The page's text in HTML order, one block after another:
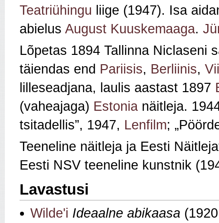
Teatriühingu liige (1947). Isa
abielus August Kuuskemaaga.
Lõpetas 1894 Tallinna Niclaseni
täiendas end Pariisis, Berliinis,
lilleseadjana, laulis aastast 1897
(vaheajaga) Estonia näitleja.
tsitadellis”, 1947, Lenfilm;
Teeneline näitleja ja Eesti
Eesti NSV teeneline kunstnik
Lavastusi
Wilde'i Ideaalne abikaasa